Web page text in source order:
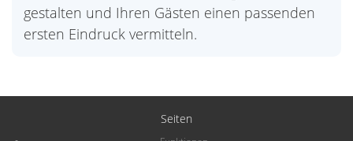
gestalten und Ihren Gästen einen passenden
ersten Eindruck vermitteln.
Seiten